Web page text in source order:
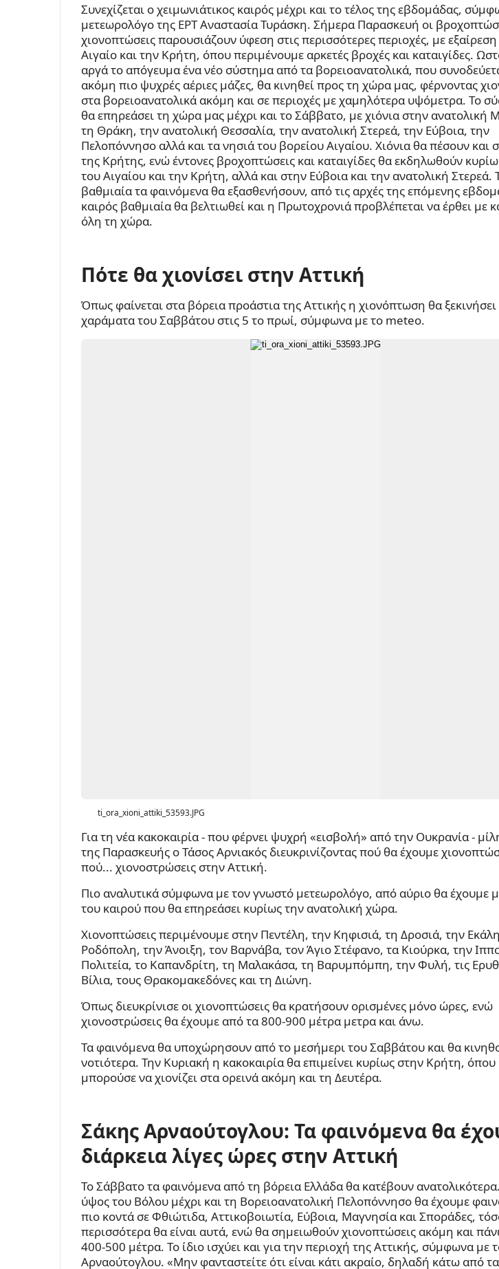
Συνεχίζεται ο χειμωνιάτικος καιρός μέχρι και το τέλος της εβδομάδας,
μετεωρολόγο της ΕΡΤ Αναστασία Τυράσκη. Σήμερα Παρασκευή οι
χιονοπτώσεις παρουσιάζουν ύφεση στις περισσότερες περιοχές, με εξαίρεση
Αιγαίο και την Κρήτη, όπου περιμένουμε αρκετές βροχές και καταιγίδες.
αργά το απόγευμα ένα νέο σύστημα από τα βορειοανατολικά, που
ακόμη πιο ψυχρές αέριες μάζες, θα κινηθεί προς τη χώρα μας, φέρνοντας
στα βορειοανατολικά ακόμη και σε περιοχές με χαμηλότερα υψόμετρα. Το
θα επηρεάσει τη χώρα μας μέχρι και το Σάββατο, με χιόνια στην ανατολική
τη Θράκη, την ανατολική Θεσσαλία, την ανατολική Στερεά, την Εύβοια, την
Πελοπόννησο αλλά και τα νησιά του βορείου Αιγαίου. Χιόνια θα πέσουν και
της Κρήτης, ενώ έντονες βροχοπτώσεις και καταιγίδες θα εκδηλωθούν
του Αιγαίου και την Κρήτη, αλλά και στην Εύβοια και την ανατολική Στερεά.
βαθμιαία τα φαινόμενα θα εξασθενήσουν, από τις αρχές της επόμενης
καιρός βαθμιαία θα βελτιωθεί και η Πρωτοχρονιά προβλέπεται να έρθει με
όλη τη χώρα.
Πότε θα χιονίσει στην Αττική
Όπως φαίνεται στα βόρεια προάστια της Αττικής η χιονόπτωση θα
χαράματα του Σαββάτου στις 5 το πρωί, σύμφωνα με το meteo.
ti_ora_xioni_attiki_53593.JPG
Για τη νέα κακοκαιρία - που φέρνει ψυχρή «εισβολή» από την Ουκρανία -
της Παρασκευής ο Τάσος Αρνιακός διευκρινίζοντας πού θα έχουμε
πού... χιονοστρώσεις στην Αττική.
Πιο αναλυτικά σύμφωνα με τον γνωστό μετεωρολόγο, από αύριο θα έχουμε
του καιρού που θα επηρεάσει κυρίως την ανατολική χώρα.
Χιονοπτώσεις περιμένουμε στην Πεντέλη, την Κηφισιά, τη Δροσιά, την
Ροδόπολη, την Άνοιξη, τον Βαρνάβα, τον Άγιο Στέφανο, τα Κιούρκα, την
Πολιτεία, το Καπανδρίτη, τη Μαλακάσα, τη Βαρυμπόμπη, την Φυλή, τις
Βίλια, τους Θρακομακεδόνες και τη Διώνη.
Όπως διευκρίνισε οι χιονοπτώσεις θα κρατήσουν ορισμένες μόνο ώρες, ενώ
χιονοστρώσεις θα έχουμε από τα 800-900 μέτρα μετρα και άνω.
Τα φαινόμενα θα υποχώρησουν από το μεσήμερι του Σαββάτου και θα
νοτιότερα. Την Κυριακή η κακοκαιρία θα επιμείνει κυρίως στην Κρήτη,
μπορούσε να χιονίζει στα ορεινά ακόμη και τη Δευτέρα.
Σάκης Αρναούτογλου: Τα φαινόμενα θα
διάρκεια λίγες ώρες στην Αττική
Το Σάββατο τα φαινόμενα από τη βόρεια Ελλάδα θα κατέβουν
ύψος του Βόλου μέχρι και τη Βορειοανατολική Πελοπόννησο θα έχουμε
πιο κοντά σε Φθιώτιδα, Αττικοβοιωτία, Εύβοια, Μαγνησία και Σποράδες,
περισσότερα θα είναι αυτά, ενώ θα σημειωθούν χιονοπτώσεις ακόμη και
400-500 μέτρα. Το ίδιο ισχύει και για την περιοχή της Αττικής, σύμφωνα με
Αρναούτογλου. «Μην φανταστείτε ότι είναι κάτι ακραίο, δηλαδή κάτω από